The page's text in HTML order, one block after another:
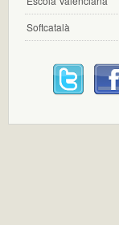
Softcatalà